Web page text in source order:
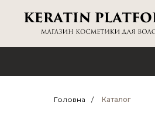
Головна / Каталог